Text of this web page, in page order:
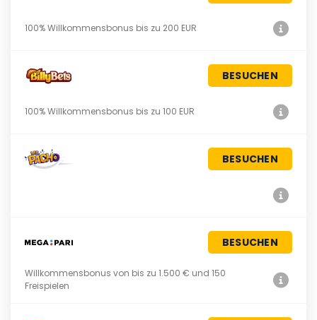
100% Willkommensbonus bis zu 200 EUR
BESUCHEN
100% Willkommensbonus bis zu 100 EUR
BESUCHEN
BESUCHEN
Willkommensbonus von bis zu 1.500 € und 150
Freispielen